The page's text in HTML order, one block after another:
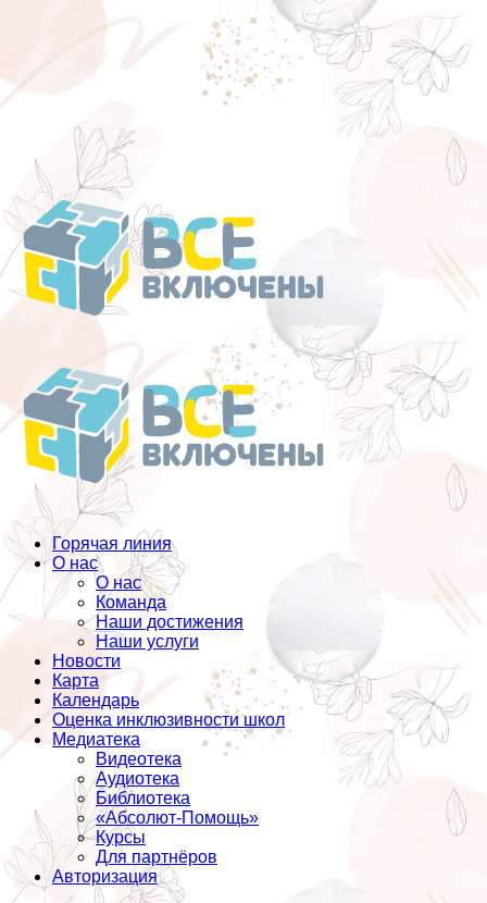
Перейти
к
содержанию
Горячая линия
О нас
О нас
Команда
Наши достижения
Наши услуги
Новости
Карта
Календарь
Оценка инклюзивности школ
Медиатека
Видеотека
Аудиотека
Библиотека
«Абсолют-Помощь»
Курсы
Для партнёров
Авторизация